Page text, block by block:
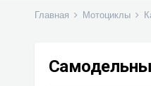
Главная Мотоциклы